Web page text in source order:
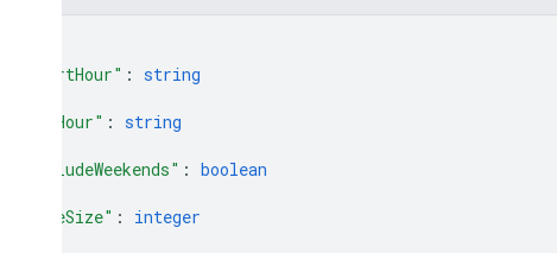
"startHour" : string
"endHour" : string
"excludeWeekends" : boolean
"pageSize" : integer